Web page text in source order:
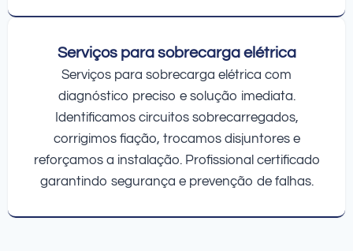
Serviços para sobrecarga elétrica
Serviços para sobrecarga elétrica com
diagnóstico preciso e solução imediata.
Identificamos circuitos sobrecarregados,
corrigimos fiação, trocamos disjuntores e
reforçamos a instalação. Profissional certificado
garantindo segurança e prevenção de falhas.